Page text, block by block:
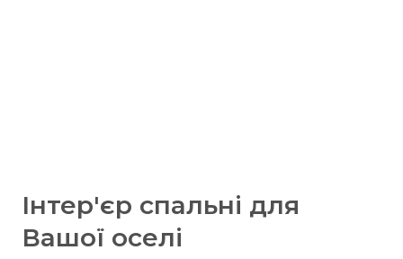
Інтер'єр спальні для
Вашої оселі